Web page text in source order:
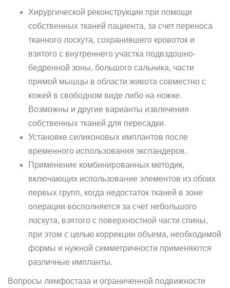
Хирургической реконструкции при помощи
собственных тканей пациента, за счет переноса
тканного лоскута, сохранившего кровоток и
взятого с внутреннего участка подвздошно-
бедренной зоны, большого сальника, части
прямой мышцы в области живота совместно с
кожей в свободном виде либо на ножке.
Возможны и другие варианты извлечения
собственных тканей для пересадки.
Установке силиконовых имплантов после
временного использования экспандеров.
Применение комбинированных методик,
включающих использование элементов из обоих
первых групп, когда недостаток тканей в зоне
операции восполняется за счет небольшого
лоскута, взятого с поверхностной части спины,
при этом с целью коррекции объема, необходимой
формы и нужной симметричности применяются
различные импланты.
Вопросы лимфостаза и ограниченной подвижности